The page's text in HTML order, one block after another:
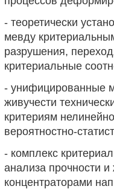
- теоретически
мевду
разрушения,
критериальные
- унифицированные
живучести
критериям
вероятностно-
- комплекс
анализа прочности
концентраторами